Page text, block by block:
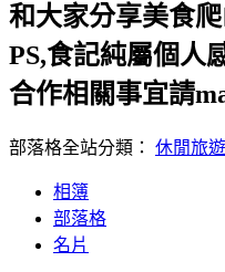
和大家分享美食
PS,食記純屬個人
合作相關事宜請
部落格全站分類： 休閒旅遊
相簿
部落格
名片